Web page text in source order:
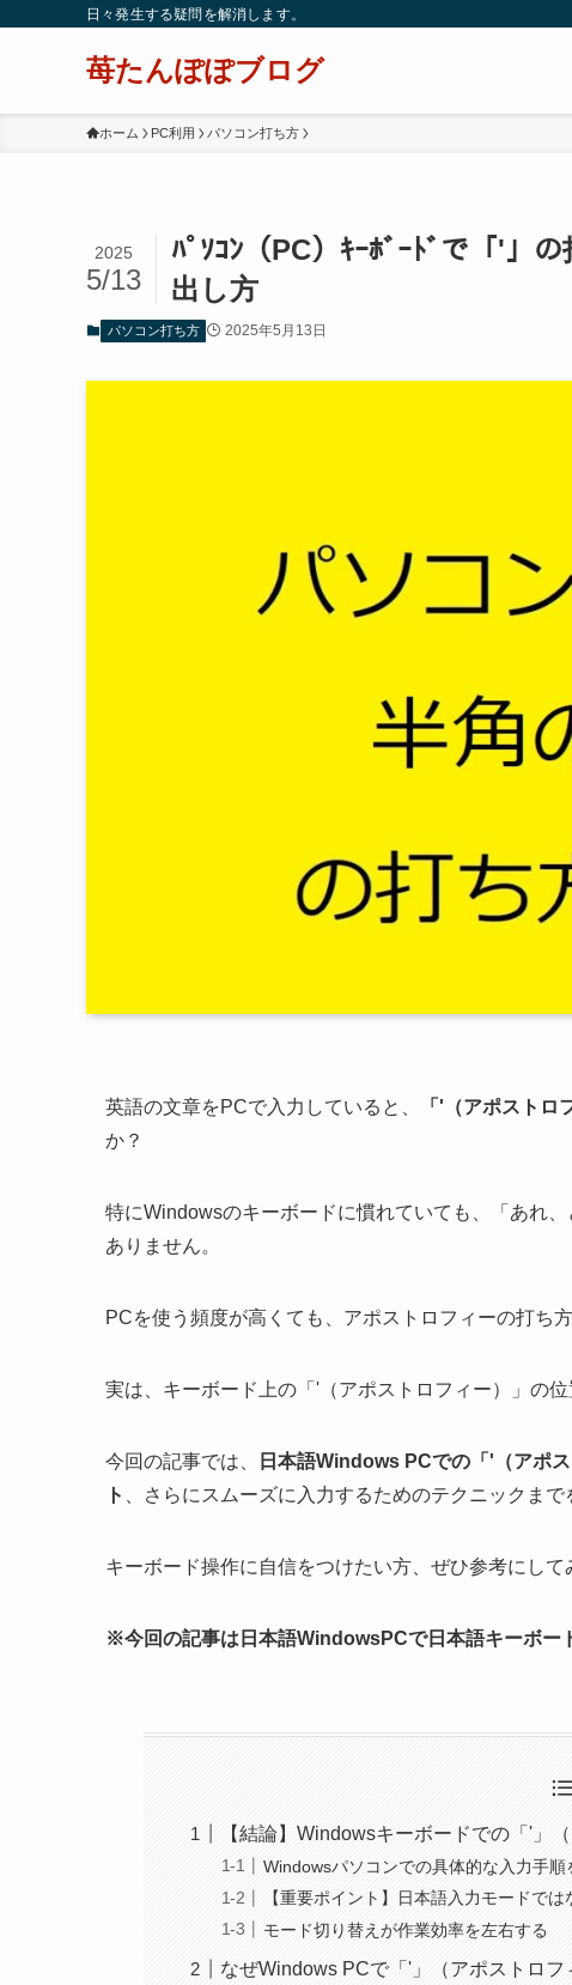
日々発生する疑問を解消します。
苺たんぽぽブログ
ホーム PC利用 パソコン打ち方
ﾊﾟｿｺﾝ（PC）ｷｰﾎﾞｰﾄﾞで「'」
出し方
2025
5/13
パソコン打ち方 2025年5月13日
英語の文章をPCで入力していると、 「'（アポストロ
か？
特にWindowsのキーボードに慣れていても、「あれ
ありません。
PCを使う頻度が高くても、アポストロフィーの打ち
実は、キーボード上の「'（アポストロフィー）」の
今回の記事では、
日本語Windows PCでの「'（アポ
ト
、さらにスムーズに入力するためのテクニックま
キーボード操作に自信をつけたい方、ぜひ参考にして
※今回の記事は日本語WindowsPCで日本語キーボー
【結論】Windowsキーボードでの「'」
Windowsパソコンでの具体的な入力手順
【重要ポイント】日本語入力モードで
モード切り替えが作業効率を左右する
なぜWindows PCで「'」（アポストロ